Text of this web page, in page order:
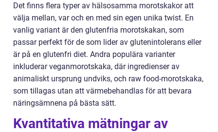
Det finns flera typer av hälsosamma morotskakor att
välja mellan, var och en med sin egen unika twist. En
vanlig variant är den glutenfria morotskakan, som
passar perfekt för de som lider av glutenintolerans eller
är på en glutenfri diet. Andra populära varianter
inkluderar veganmorotskaka, där ingredienser av
animaliskt ursprung undviks, och raw food-morotskaka,
som tillagas utan att värmebehandlas för att bevara
näringsämnena på bästa sätt.
Kvantitativa mätningar av